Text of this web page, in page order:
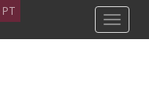
Toggle
PT